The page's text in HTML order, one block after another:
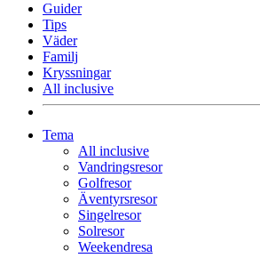
Guider
Tips
Väder
Familj
Kryssningar
All inclusive
Tema
All inclusive
Vandringsresor
Golfresor
Äventyrsresor
Singelresor
Solresor
Weekendresa